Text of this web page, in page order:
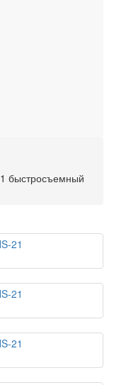
быстросъемный